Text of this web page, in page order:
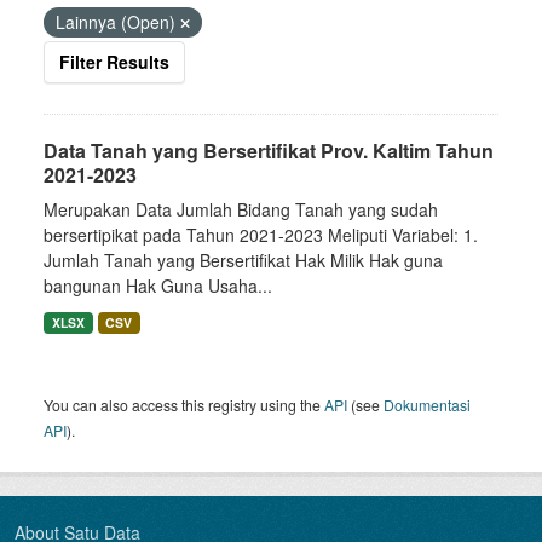
Lainnya (Open)
Filter Results
Data Tanah yang Bersertifikat Prov. Kaltim Tahun
2021-2023
Merupakan Data Jumlah Bidang Tanah yang sudah
bersertipikat pada Tahun 2021-2023 Meliputi Variabel: 1.
Jumlah Tanah yang Bersertifikat Hak Milik Hak guna
bangunan Hak Guna Usaha...
XLSX CSV
You can also access this registry using theAPI (see Dokumentasi
API).
About Satu Data